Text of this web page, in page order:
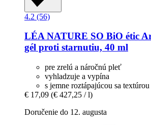
4.2 (56)
LÉA NATURE SO BiO étic
gél proti starnutiu, 40 ml
pre zrelú a náročnú pleť
vyhladzuje a vypína
s jemne roztápajúcou sa textúrou
€ 17,09 (€ 427,25 / l)
Doručenie do 12. augusta